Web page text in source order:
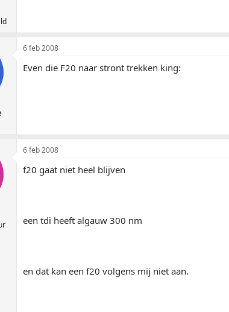
6 feb 2008
Even die F20 naar stront trekken king:
6 feb 2008
f20 gaat niet heel blijven
een tdi heeft algauw 300 nm
en dat kan een f20 volgens mij niet aan.